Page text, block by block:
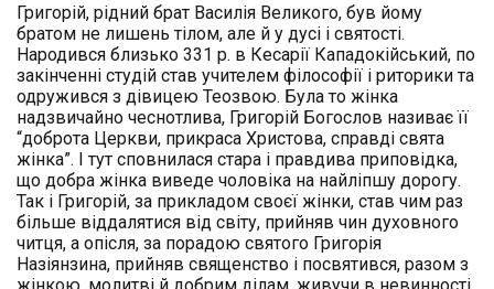
Григорій, рідний брат Василія Великого, був йому
братом не лишень тілом, але й у дусі і святості.
Народився близько 331 р. в Кесарії Кападокійський, по
закінченні студій став учителем філософії і риторики та
одружився з дівицею Теозвою. Була то жінка
надзвичайно чеснотлива, Григорій Богослов називає її
“доброта Церкви, прикраса Христова, справді свята
жінка”. І тут сповнилася стара і правдива приповідка,
що добра жінка виведе чоловіка на найліпшу дорогу.
Так і Григорій, за прикладом своєї жінки, став чим раз
більше віддалятися від світу, прийняв чин духовного
читця, а опісля, за порадою святого Григорія
Назіянзина, прийняв священство і посвятився, разом з
жінкою, молитві й добрим ділам, живучи в невинності